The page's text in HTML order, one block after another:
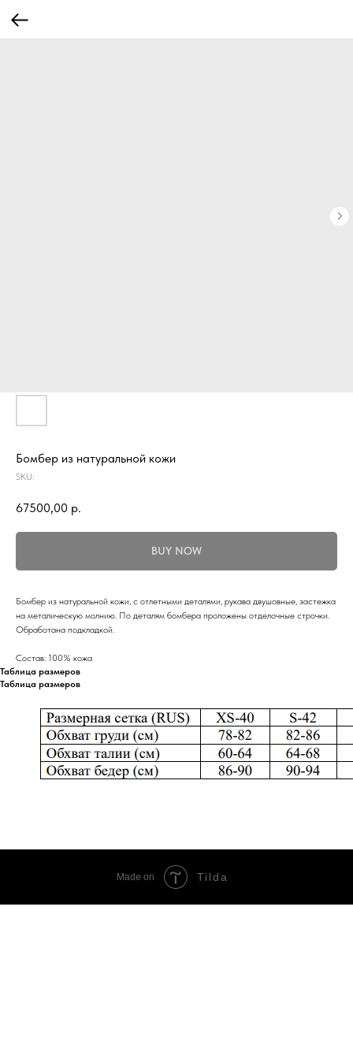
Бомбер из натуральной кожи
SKU:
67500,00 р.
BUY NOW
Бомбер из натуральной кожи, с отлетными деталями, рукава двушовные, застежка
на металическую молнию. По деталям бомбера проложены отделочные строчки.
Обработана подкладкой.
Состав: 100% кожа
Таблица размеров
Таблица размеров
Made on Tilda